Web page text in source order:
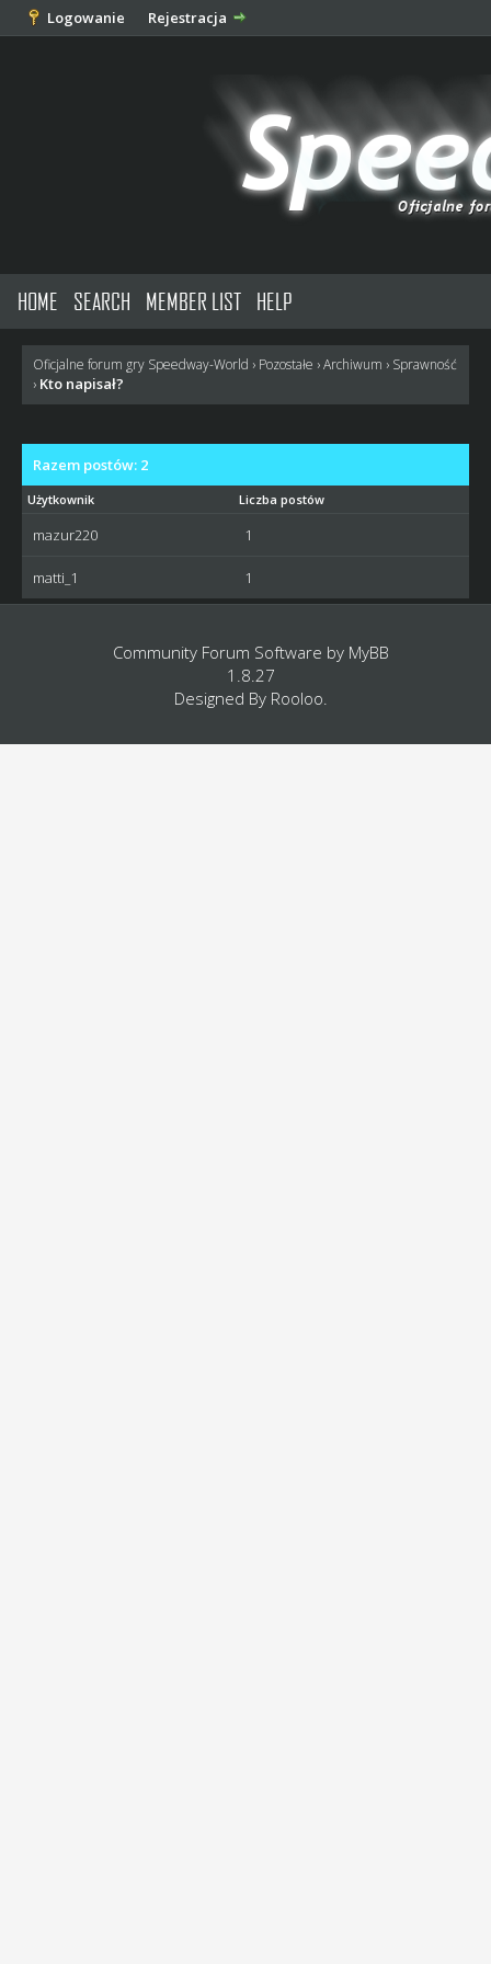
Logowanie Rejestracja
HOME SEARCH MEMBER LIST HELP
Oficjalne forum gry Speedway-World › Pozostałe ›Archiwum › Sprawność
› Kto napisał?
Razem postów: 2
Użytkownik Liczba postów
mazur220 1
matti_1 1
Community Forum Software by MyBB
1.8.27
Designed By Rooloo.